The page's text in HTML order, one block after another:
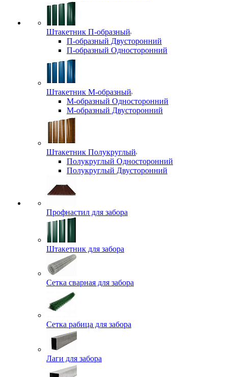
Штакетник П-образный
П-образный Двусторонний
П-образный Односторонний
Штакетник М-образный
М-образный Односторонний
М-образный Двусторонний
Штакетник Полукруглый
Полукруглый Односторонний
Полукруглый Двусторонний
Профнастил для забора
Штакетник для забора
Сетка сварная для забора
Сетка рабица для забора
Лаги для забора